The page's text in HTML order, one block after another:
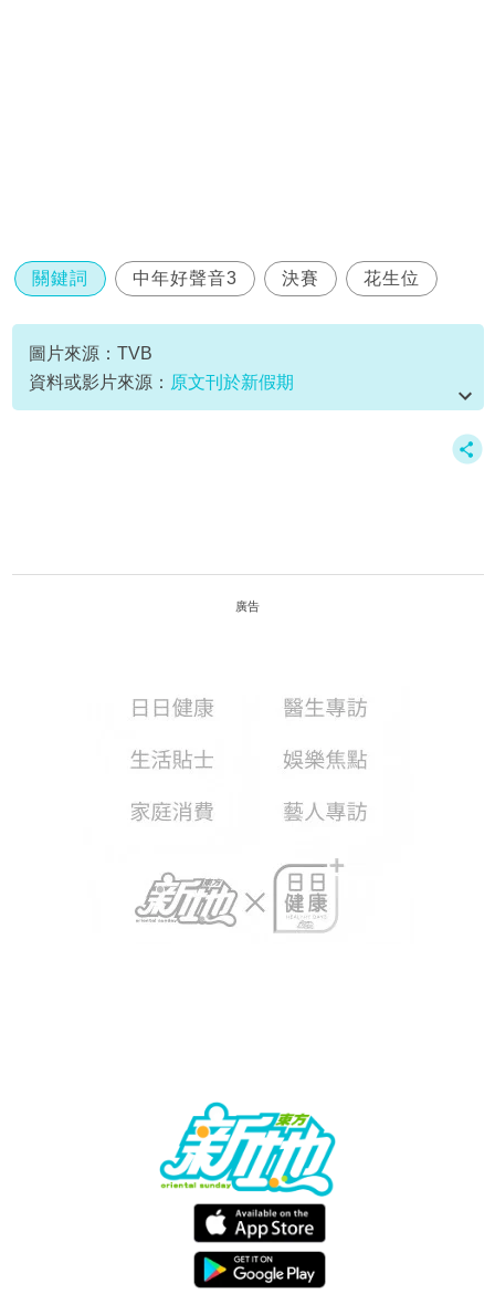
關鍵詞 中年好聲音3 決賽 花生位
圖片來源：TVB
資料或影片來源： 原文刊於新假期
廣告